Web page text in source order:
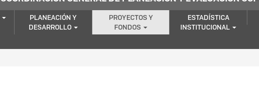
PLANEACIÓN Y
DESARROLLO
PROYECTOS Y
FONDOS
ESTADÍSTICA
INSTITUCIONAL